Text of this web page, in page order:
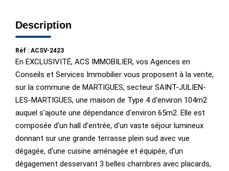
Description
Réf : ACSV-2423
En EXCLUSIVITÉ, ACS IMMOBILIER, vos Agences en
Conseils et Services Immobilier vous proposent à la vente,
sur la commune de MARTIGUES, secteur SAINT-JULIEN-
LES-MARTIGUES, une maison de Type 4 d'environ 104m2
auquel s'ajoute une dépendance d'environ 65m2. Elle est
composée d'un hall d'entrée, d'un vaste séjour lumineux
donnant sur une grande terrasse plein sud avec vue
dégagée, d'une cuisine aménagée et équipée, d'un
dégagement desservant 3 belles chambres avec placards,